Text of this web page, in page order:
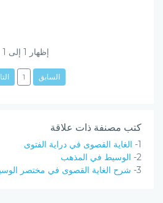
إظهار 1 إلى 1
السابق 1
كتب مصنفة ذات علاقة
1- الغاية القصوى في دراية الفتوى
2- الوسيط في المذهب
3- شرح الغاية القصوى في مختصر